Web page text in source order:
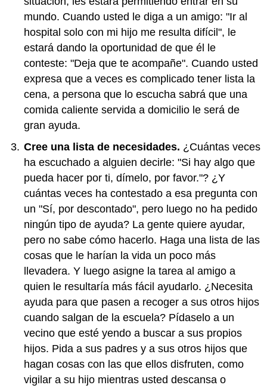
mundo. Cuando usted le diga a un amigo: "Ir al
hospital solo con mi hijo me resulta difícil", le
estará dando la oportunidad de que él le
conteste: "Deja que te acompañe". Cuando usted
expresa que a veces es complicado tener lista la
cena, a persona que lo escucha sabrá que una
comida caliente servida a domicilio le será de
gran ayuda.
Cree una lista de necesidades. ¿Cuántas veces
ha escuchado a alguien decirle: "Si hay algo que
pueda hacer por ti, dímelo, por favor."? ¿Y
cuántas veces ha contestado a esa pregunta con
un "Sí, por descontado", pero luego no ha pedido
ningún tipo de ayuda? La gente quiere ayudar,
pero no sabe cómo hacerlo. Haga una lista de las
cosas que le harían la vida un poco más
llevadera. Y luego asigne la tarea al amigo a
quien le resultaría más fácil ayudarlo. ¿Necesita
ayuda para que pasen a recoger a sus otros hijos
cuando salgan de la escuela? Pídaselo a un
vecino que esté yendo a buscar a sus propios
hijos. Pida a sus padres y a sus otros hijos que
hagan cosas con las que ellos disfruten, como
vigilar a su hijo mientras usted descansa o